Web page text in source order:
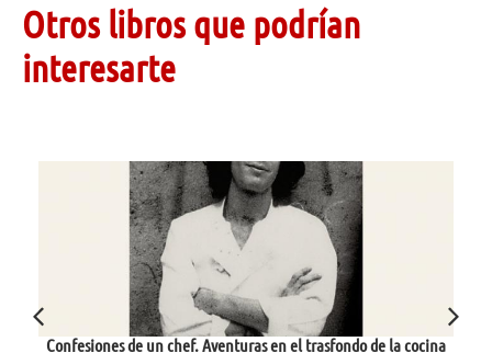
Otros libros que podrían
interesarte
un chef. Aventuras en el trasfondo de la cocina